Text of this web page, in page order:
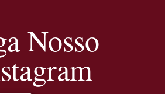
Nosso